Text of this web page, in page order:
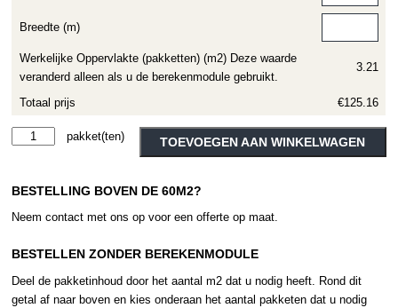
Breedte (m)
Werkelijke Oppervlakte (pakketten) (m2) Deze waarde
veranderd alleen als u de berekenmodule gebruikt.
3.21
Totaal prijs €125.16
Moduleo
Oak
86972
TOEVOEGEN AAN WINKELWAGEN
Alternative:
BESTELLING BOVEN DE 60M2?
Neem contact met ons op voor een offerte op maat.
BESTELLEN ZONDER BEREKENMODULE
Deel de pakketinhoud door het aantal m2 dat u nodig heeft. Rond dit
getal af naar boven en kies onderaan het aantal pakketen dat u nodig